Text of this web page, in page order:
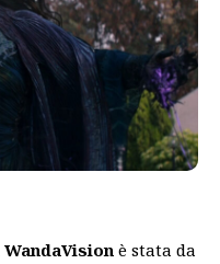
WandaVision è stata da